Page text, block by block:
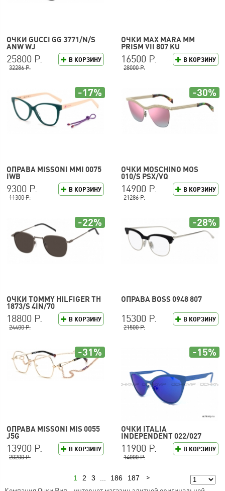
ОЧКИ GUCCI GG 3771/N/S
ANW WJ
В КОРЗИНУ
25800 Р.
32286 Р.
ОЧКИ MAX MARA MM
PRISM VII 807 KU
В КОРЗИНУ
16500 Р.
28000 Р.
ОПРАВА MISSONI MMI 0075
IWB
В КОРЗИНУ
9300 Р.
11300 Р.
-17%
ОЧКИ MOSCHINO MOS
010/S PSX/VQ
В КОРЗИНУ
14900 Р.
21286 Р.
-30%
ОЧКИ TOMMY HILFIGER TH
1873/S 4IN/70
В КОРЗИНУ
18800 Р.
24400 Р.
-22%
ОПРАВА BOSS 0948 807
В КОРЗИНУ
15300 Р.
21500 Р.
-28%
ОПРАВА MISSONI MIS 0055
J5G
В КОРЗИНУ
13900 Р.
20200 Р.
-31%
ОЧКИ ITALIA
INDEPENDENT 022/027
В КОРЗИНУ
11900 Р.
14000 Р.
-15%
1 2 3 186 187